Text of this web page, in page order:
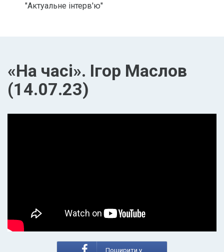
"Актуальне інтерв'ю"
«На часі». Ігор Маслов
(14.07.23)
Поширити у